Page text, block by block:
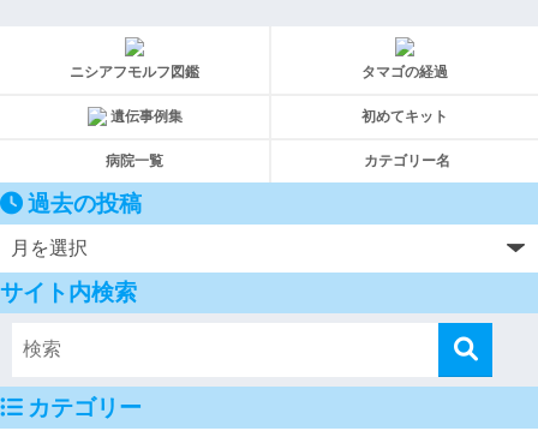
ニシアフモルフ図鑑 タマゴの経過
遺伝事例集 初めてキット
病院一覧 カテゴリー名
過去の投稿
サイト内検索
カテゴリー